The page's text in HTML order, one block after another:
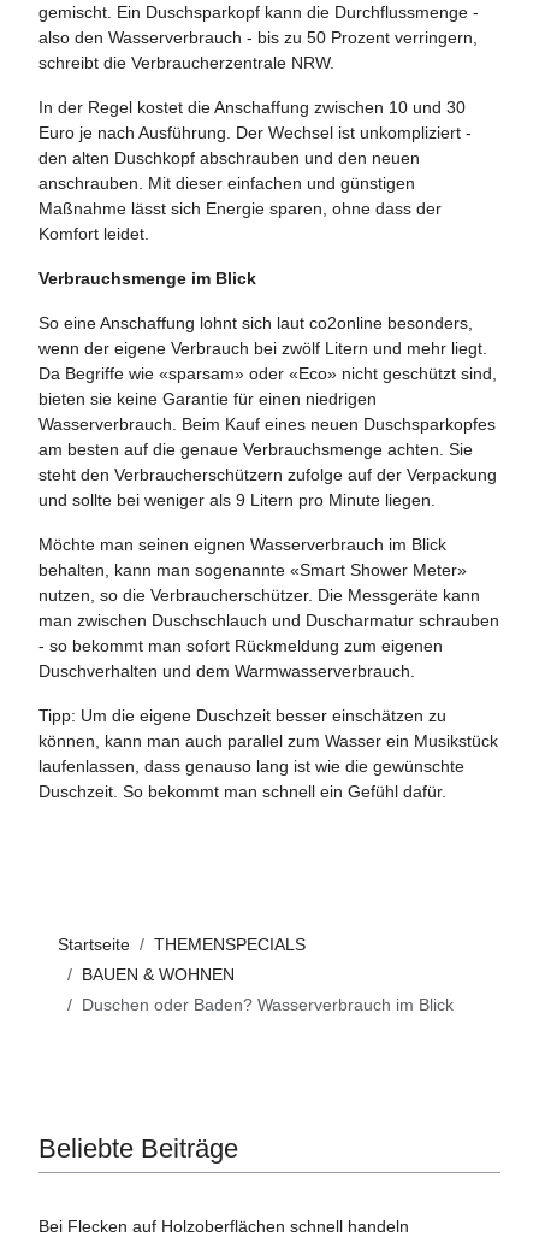
gemischt. Ein Duschsparkopf kann die Durchflussmenge -
also den Wasserverbrauch - bis zu 50 Prozent verringern,
schreibt die Verbraucherzentrale NRW.
In der Regel kostet die Anschaffung zwischen 10 und 30
Euro je nach Ausführung. Der Wechsel ist unkompliziert -
den alten Duschkopf abschrauben und den neuen
anschrauben. Mit dieser einfachen und günstigen
Maßnahme lässt sich Energie sparen, ohne dass der
Komfort leidet.
Verbrauchsmenge im Blick
So eine Anschaffung lohnt sich laut co2online besonders,
wenn der eigene Verbrauch bei zwölf Litern und mehr liegt.
Da Begriffe wie «sparsam» oder «Eco» nicht geschützt sind,
bieten sie keine Garantie für einen niedrigen
Wasserverbrauch. Beim Kauf eines neuen Duschsparkopfes
am besten auf die genaue Verbrauchsmenge achten. Sie
steht den Verbraucherschützern zufolge auf der Verpackung
und sollte bei weniger als 9 Litern pro Minute liegen.
Möchte man seinen eignen Wasserverbrauch im Blick
behalten, kann man sogenannte «Smart Shower Meter»
nutzen, so die Verbraucherschützer. Die Messgeräte kann
man zwischen Duschschlauch und Duscharmatur schrauben
- so bekommt man sofort Rückmeldung zum eigenen
Duschverhalten und dem Warmwasserverbrauch.
Tipp: Um die eigene Duschzeit besser einschätzen zu
können, kann man auch parallel zum Wasser ein Musikstück
laufenlassen, dass genauso lang ist wie die gewünschte
Duschzeit. So bekommt man schnell ein Gefühl dafür.
Startseite
THEMENSPECIALS
BAUEN & WOHNEN
Duschen oder Baden? Wasserverbrauch im Blick
Beliebte Beiträge
Bei Flecken auf Holzoberflächen schnell handeln